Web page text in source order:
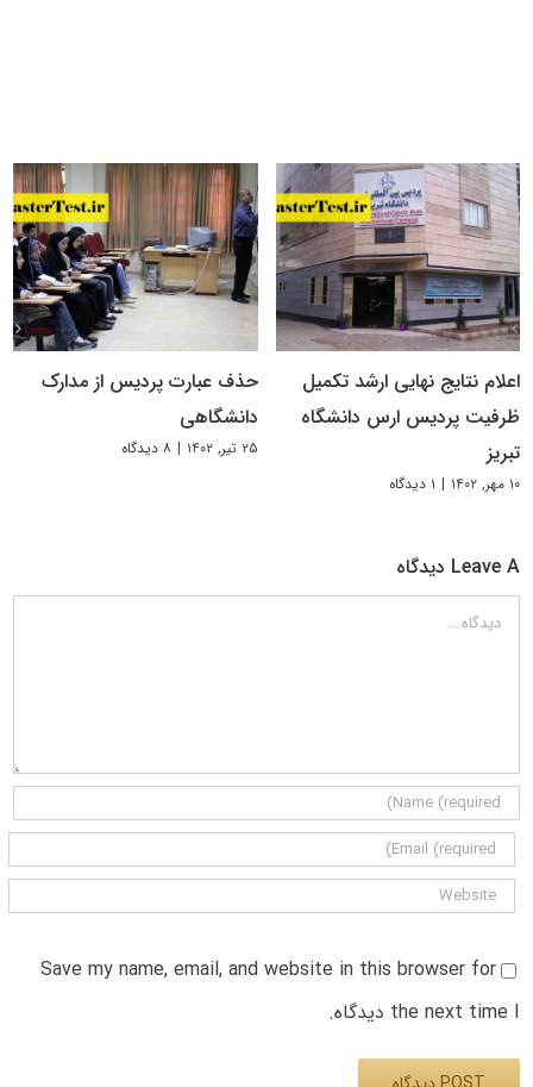
اعلام نتایج نهایی ارشد تکمیل
ظرفیت پردیس ارس دانشگاه
تبریز
۱۰ مهر, ۱۴۰۲ | ۱ دیدگاه
حذف عبارت پردیس از مدارک
دانشگاهی
۲۵ تیر, ۱۴۰۲ | ۸ دیدگاه
Leave A دیدگاه
دیدگاه
Save my name, email, and website in this browser for
the next time I دیدگاه.